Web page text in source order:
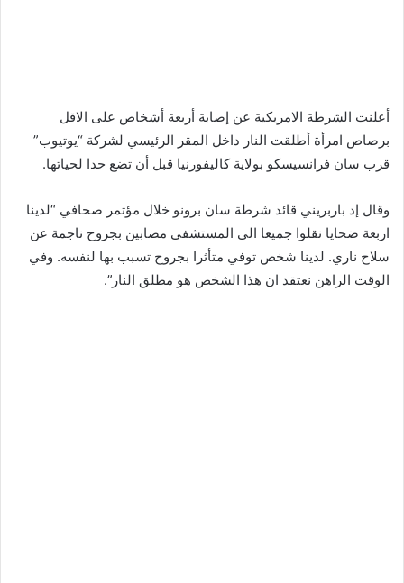
أعلنت الشرطة الامريكية عن إصابة أربعة أشخاص على الاقل
برصاص امرأة أطلقت النار داخل المقر الرئيسي لشركة “يوتيوب”
قرب سان فرانسيسكو بولاية كاليفورنيا قبل أن تضع حدا لحياتها.
وقال إد باربريني قائد شرطة سان برونو خلال مؤتمر صحافي “لدينا
اربعة ضحايا نقلوا جميعا الى المستشفى مصابين بجروح ناجمة عن
سلاح ناري. لدينا شخص توفي متأثرا بجروح تسبب بها لنفسه. وفي
الوقت الراهن نعتقد ان هذا الشخص هو مطلق النار”.